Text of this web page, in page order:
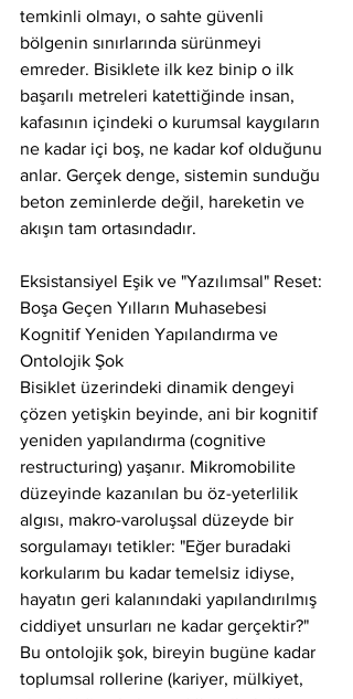
temkinli olmayı, o sahte güvenli
bölgenin sınırlarında sürünmeyi
emreder. Bisiklete ilk kez binip o ilk
başarılı metreleri katettiğinde insan,
kafasının içindeki o kurumsal kaygıların
ne kadar içi boş, ne kadar kof olduğunu
anlar. Gerçek denge, sistemin sunduğu
beton zeminlerde değil, hareketin ve
akışın tam ortasındadır.
Eksistansiyel Eşik ve "Yazılımsal" Reset:
Boşa Geçen Yılların Muhasebesi
Kognitif Yeniden Yapılandırma ve
Ontolojik Şok
Bisiklet üzerindeki dinamik dengeyi
çözen yetişkin beyinde, ani bir kognitif
yeniden yapılandırma (cognitive
restructuring) yaşanır. Mikromobilite
düzeyinde kazanılan bu öz-yeterlilik
algısı, makro-varoluşsal düzeyde bir
sorgulamayı tetikler: "Eğer buradaki
korkularım bu kadar temelsiz idiyse,
hayatın geri kalanındaki yapılandırılmış
ciddiyet unsurları ne kadar gerçektir?"
Bu ontolojik şok, bireyin bugüne kadar
toplumsal rollerine (kariyer, mülkiyet,